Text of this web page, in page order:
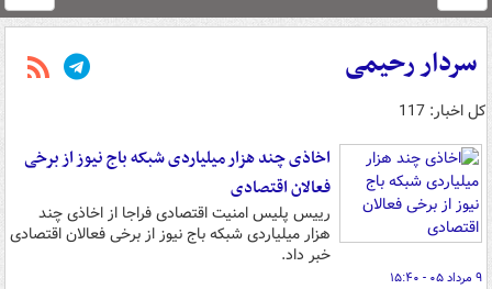
سردار رحیمی
کل اخبار: 117
اخاذی چند هزار میلیاردی شبکه باج نیوز از برخی
فعالان اقتصادی
رییس پلیس امنیت اقتصادی فراجا از اخاذی چند
هزار میلیاردی شبکه باج نیوز از برخی فعالان اقتصادی
خبر داد.
۹ مرداد ۰۵ - ۱۵:۴۰